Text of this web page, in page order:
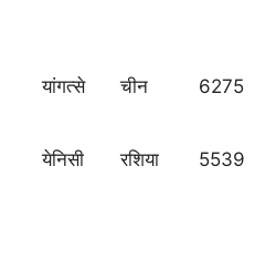
यांगत्से चीन 6275
येनिसी रशिया 5539